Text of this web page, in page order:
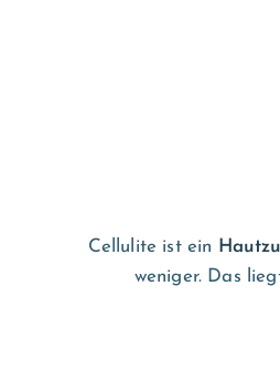
Cellulite ist ein
weniger. Das